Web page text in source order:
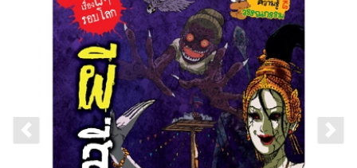
Previous slide